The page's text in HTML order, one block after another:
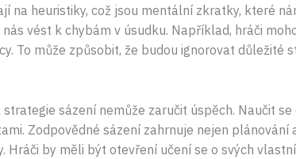
na heuristiky, což jsou mentální zkratky, které
vést k chybám v úsudku. Například, hráči
To může způsobit, že budou ignorovat
sázení nemůže zaručit úspěch. Naučit
Zodpovědné sázení zahrnuje nejen
Hráči by měli být otevření učení se o svých